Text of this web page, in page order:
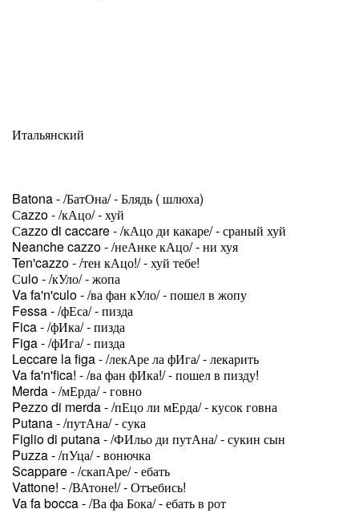
Итальянский
Batona - /БатОна/ - Блядь ( шлюха)
Сazzo - /кАцо/ - хуй
Сazzo di caccare - /кАцо ди какаре/ - сраный хуй
Neanche cazzo - /неАнке кАцо/ - ни хуя
Ten'cazzo - /тен кАцо!/ - хуй тебе!
Сulo - /кУло/ - жопа
Va fa'n'culo - /ва фан кУло/ - пошел в жопу
Fessa - /фЕса/ - пизда
Fica - /фИка/ - пизда
Figa - /фИга/ - пизда
Leccare la figa - /лекАре ла фИга/ - лекарить
Va fa'n'fica! - /ва фан фИка!/ - пошел в пизду!
Merda - /мЕрда/ - говно
Pezzo di merda - /пЕцо ли мЕрда/ - кусок говна
Putana - /путАна/ - сука
Figlio di putana - /ФИльо ди путАна/ - сукин сын
Puzza - /пУца/ - вонючка
Scappare - /скапАре/ - ебать
Vattone! - /ВАтоне!/ - Отъебись!
Va fa bocca - /Ва фа Бока/ - ебать в рот